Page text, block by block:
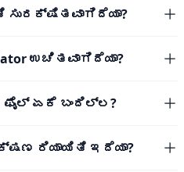
ಉಚಿತವಾಗಿದೆಯಾ?
ಏಕೆ ಬಂದಿಲ್ಲ?
ರಿಯಾಯಿತಿ ಇದೆಯಾ?